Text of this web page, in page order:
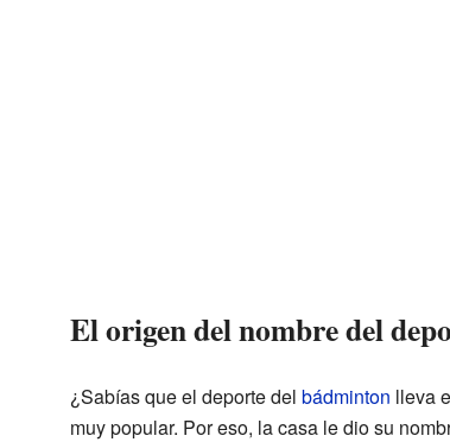
El origen del nombre del
¿Sabías que el deporte del bádminton lleva
muy popular. Por eso, la casa le dio su